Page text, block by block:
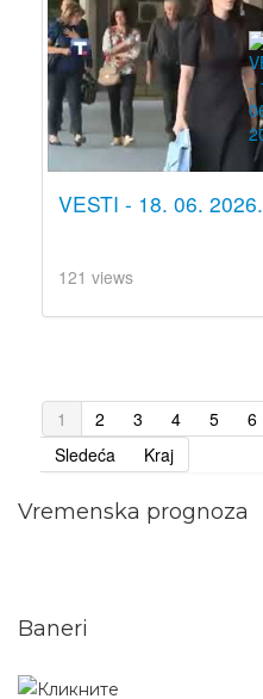
VESTI - 18. 06. 2026.
121 views
1 2 3 4 5 6
Sledeća
Kraj
Vremenska prognoza
Baneri